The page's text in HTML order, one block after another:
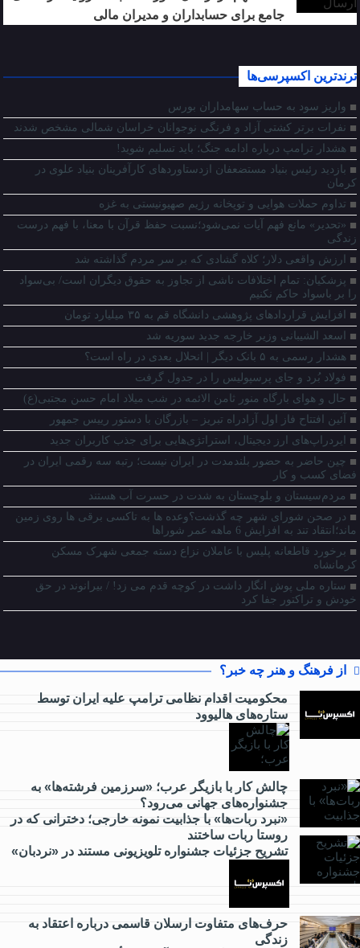
جامع برای حسابداران و مدیران مالی
ترندترین اکسپرسی‌ها
واریز سود به حساب سهامداران بورس
نفرات برتر کشتی آزاد و فرنگی نوجوانان خراسان شمالی مشخص شدند
هشدار ترامپ درباره ادامه جنگ؛ باید تسلیم شوید!
بازدید رئیس بنیاد مستضعفان ازدستاوردهای کارآفرینان بنیاد علوی در
کرمان
تداوم حملات هوایی و توپخانه رژیم صهیونیستی به غزه
«تحدیر» مانع فهم آیات نمی‌شود؛نسبت حفظ قرآن با معنا، با فهم درست
زندگی
ارزش واقعی دلار؛ کلاه گشادی که بر سر مردم گذاشته شد
پزشکیان: تمام اختلافات ناشی از تجاوز به حقوق دیگران است/ بی‌سواد
را بر باسواد حاکم نکنیم
افزایش قراردادهای پژوهشی دانشگاه قم به ۳۵ میلیارد تومان
اسعد الشیبانی وزیر خارجه جدید سوریه شد
هشدار رسمی به ۵ بانک دیگر | انحلال بعدی در راه است؟
فولاد بُرد و جای پرسپولیس را در جدول گرفت
حال و هوای بارگاه منور ثامن الائمه در شب میلاد امام حسن مجتبی(ع)
آئین افتتاح فاز اول آزادراه تبریز – بازرگان با دستور رییس جمهور
ایردراپ‌های ارز دیجیتال، استراتژی‌هایی برای جذب کاربران جدید
چین حاضر به حضور بلندمدت در ایران نیست؛ رتبه سه رقمی ایران در
فضای کسب و کار
مردم‌سیستان و بلوچستان به شدت در حسرت آب هستند
در صحن شورای شهر چه گذشت؟وعده ها به تاکسی برقی ها روی زمین
ماند؛انتقاد تند به افزایش 6 ماهه عمر شوراها
برخورد قاطعانه پلیس با عاملان نزاع دسته جمعی شهرک مسکن
کرمانشاه
ستاره ملی پوش انگار داشت در کوچه قدم می زد! / بیرانوند در حق
خودش و تراکتور جفا کرد
از فرهنگ و هنر چه خبر؟
محکومیت اقدام نظامی ترامپ علیه ایران توسط
ستاره‌های هالیوود
چالش کار با بازیگر عرب؛ «سرزمین فرشته‌ها» به
جشنواره‌های جهانی می‌رود؟
«نبرد ربات‌ها» با جذابیت نمونه خارجی؛ دخترانی که در
روستا ربات ساختند
تشریح جزئیات جشنواره‌ تلویزیونی مستند در «نردبان»
حرف‌های متفاوت ارسلان قاسمی درباره اعتقاد به
زندگی
از
کارآفرینی
چه خبر؟
از
گردشگری